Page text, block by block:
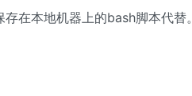
在本地机器上的bash脚本代替。